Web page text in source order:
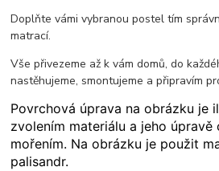
Doplňte vámi vybranou postel tím
matrací.
Vše přivezeme až k vám domů, do
nastěhujeme, smontujeme a připravím
Povrchová úprava na obrázku je
zvolením materiálu a jeho úpravě
mořením. Na obrázku je použit
palisandr.